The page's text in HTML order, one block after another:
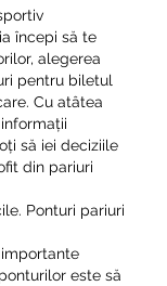
începi să te
alegerea
pentru biletul
Cu atâtea
să iei deciziile
din pariuri
Ponturi pariuri
este să